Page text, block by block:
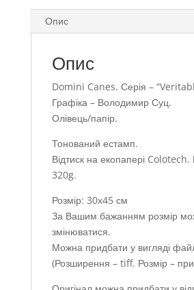
Опис
Опис
Domini Canes. Серія –
Графіка – Володимир Суц.
Олівець/папір.
Тонований естамп.
Відтиск на екопапері
320g.
Розмір: 30х45 см
За Вашим бажанням розмір
змінюватися.
Можна придбати у вигляді
(Розширення – tiff. Розмір –